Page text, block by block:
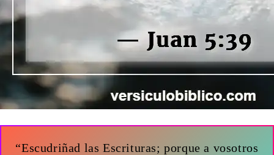
“Escudriñad las Escrituras; porque a vosotros